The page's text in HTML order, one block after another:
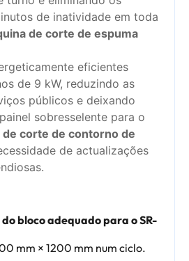
de inatividade em toda
de corte de espuma
eficientes
de 9 kW, reduzindo as
públicos e deixando
sobresselente para o
de corte de contorno de
de actualizações
bloco adequado para o SR-
mm × 1200 mm num ciclo.